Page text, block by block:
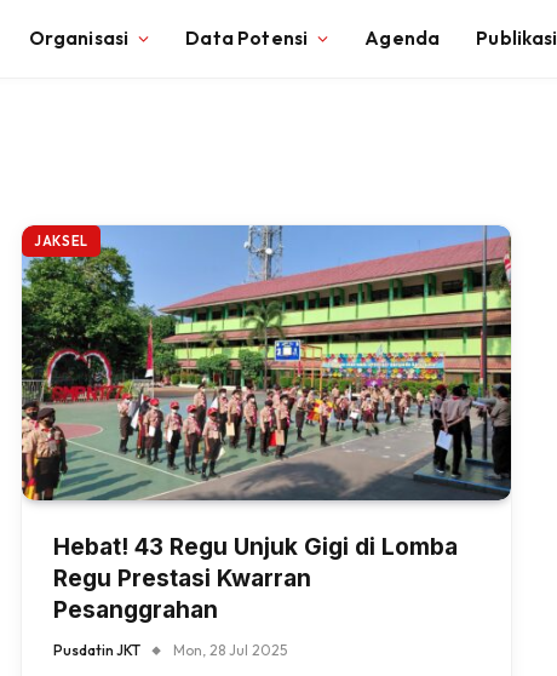
Organisasi Data Potensi Agenda Publikasi
JAKSEL
Hebat! 43 Regu Unjuk Gigi di Lomba
Regu Prestasi Kwarran
Pesanggrahan
Pusdatin JKT Mon, 28 Jul 2025